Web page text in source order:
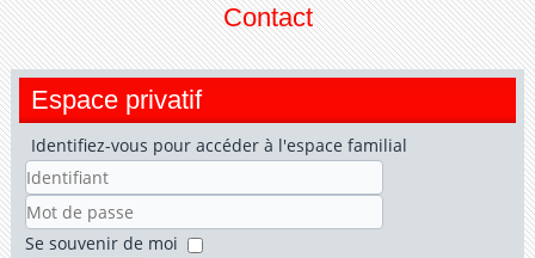
Contact
Espace privatif
Identifiez-vous pour accéder à l'espace familial
Identifiant
Mot
Se souvenir de moi